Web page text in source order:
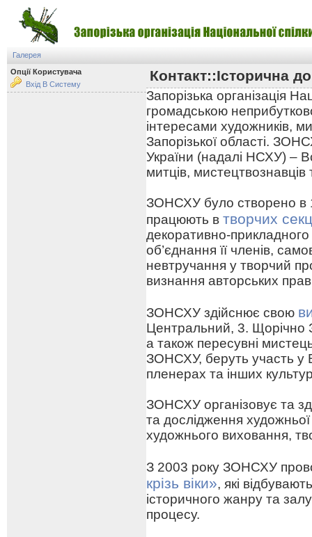
Галерея
Опції Користувача
Вхід В Систему
Контакт::Історична
Запорізька організація
громадською
інтересами художників,
Запорізької області.
України (надалі НСХУ) –
митців,
ЗОНСХУ було створено в
працюють в творчих
декоративно-
об’єднання її членів,
невтручання у творчий
визнання авторських
ЗОНСХУ здійснює свою
Центральний, 3. Щорічно
а також пересувні
ЗОНСХУ, беруть участь у
пленерах та інших
ЗОНСХУ організовує та
та дослідження
художнього виховання,
З 2003 року ЗОНСХУ
крізь віки», які
історичного жанру та
процесу.